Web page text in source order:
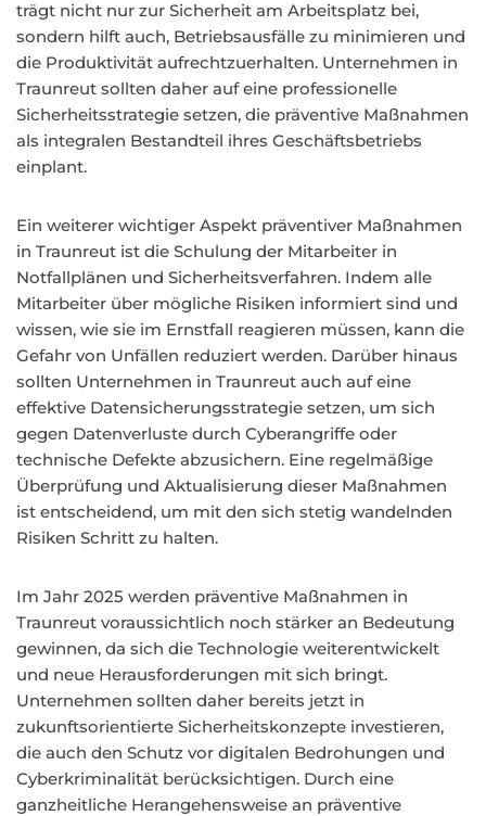
trägt nicht nur zur Sicherheit am Arbeitsplatz bei,
sondern hilft auch, Betriebsausfälle zu minimieren und
die Produktivität aufrechtzuerhalten. Unternehmen in
Traunreut sollten daher auf eine professionelle
Sicherheitsstrategie setzen, die präventive Maßnahmen
als integralen Bestandteil ihres Geschäftsbetriebs
einplant.
Ein weiterer wichtiger Aspekt präventiver Maßnahmen
in Traunreut ist die Schulung der Mitarbeiter in
Notfallplänen und Sicherheitsverfahren. Indem alle
Mitarbeiter über mögliche Risiken informiert sind und
wissen, wie sie im Ernstfall reagieren müssen, kann die
Gefahr von Unfällen reduziert werden. Darüber hinaus
sollten Unternehmen in Traunreut auch auf eine
effektive Datensicherungsstrategie setzen, um sich
gegen Datenverluste durch Cyberangriffe oder
technische Defekte abzusichern. Eine regelmäßige
Überprüfung und Aktualisierung dieser Maßnahmen
ist entscheidend, um mit den sich stetig wandelnden
Risiken Schritt zu halten.
Im Jahr 2025 werden präventive Maßnahmen in
Traunreut voraussichtlich noch stärker an Bedeutung
gewinnen, da sich die Technologie weiterentwickelt
und neue Herausforderungen mit sich bringt.
Unternehmen sollten daher bereits jetzt in
zukunftsorientierte Sicherheitskonzepte investieren,
die auch den Schutz vor digitalen Bedrohungen und
Cyberkriminalität berücksichtigen. Durch eine
ganzheitliche Herangehensweise an präventive